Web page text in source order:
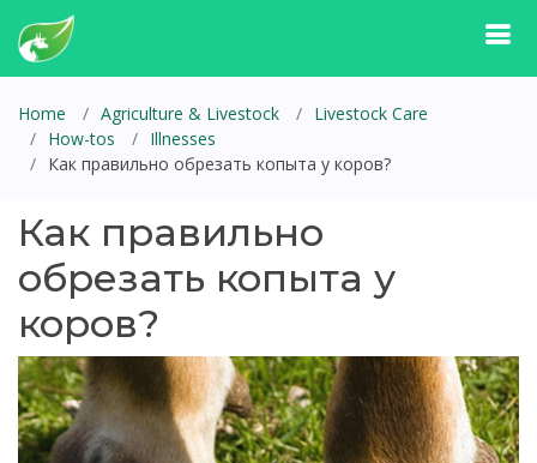
Home Agriculture & Livestock
Livestock Care
How-tos
Illnesses
Как правильно обрезать копыта у коров?
Как правильно
обрезать копыта у
коров?